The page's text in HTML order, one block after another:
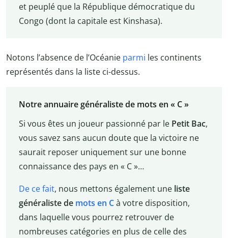
et peuplé que la République démocratique du
Congo (dont la capitale est Kinshasa).
Notons l’absence de l’Océanie parmi les continents
représentés dans la liste ci-dessus.
Notre annuaire généraliste de mots en « C »
Si vous êtes un joueur passionné par le Petit Bac,
vous savez sans aucun doute que la victoire ne
saurait reposer uniquement sur une bonne
connaissance des pays en « C »…
De ce fait, nous mettons également une liste
généraliste de mots en Cà votre disposition,
dans laquelle vous pourrez retrouver de
nombreuses catégories en plus de celle des